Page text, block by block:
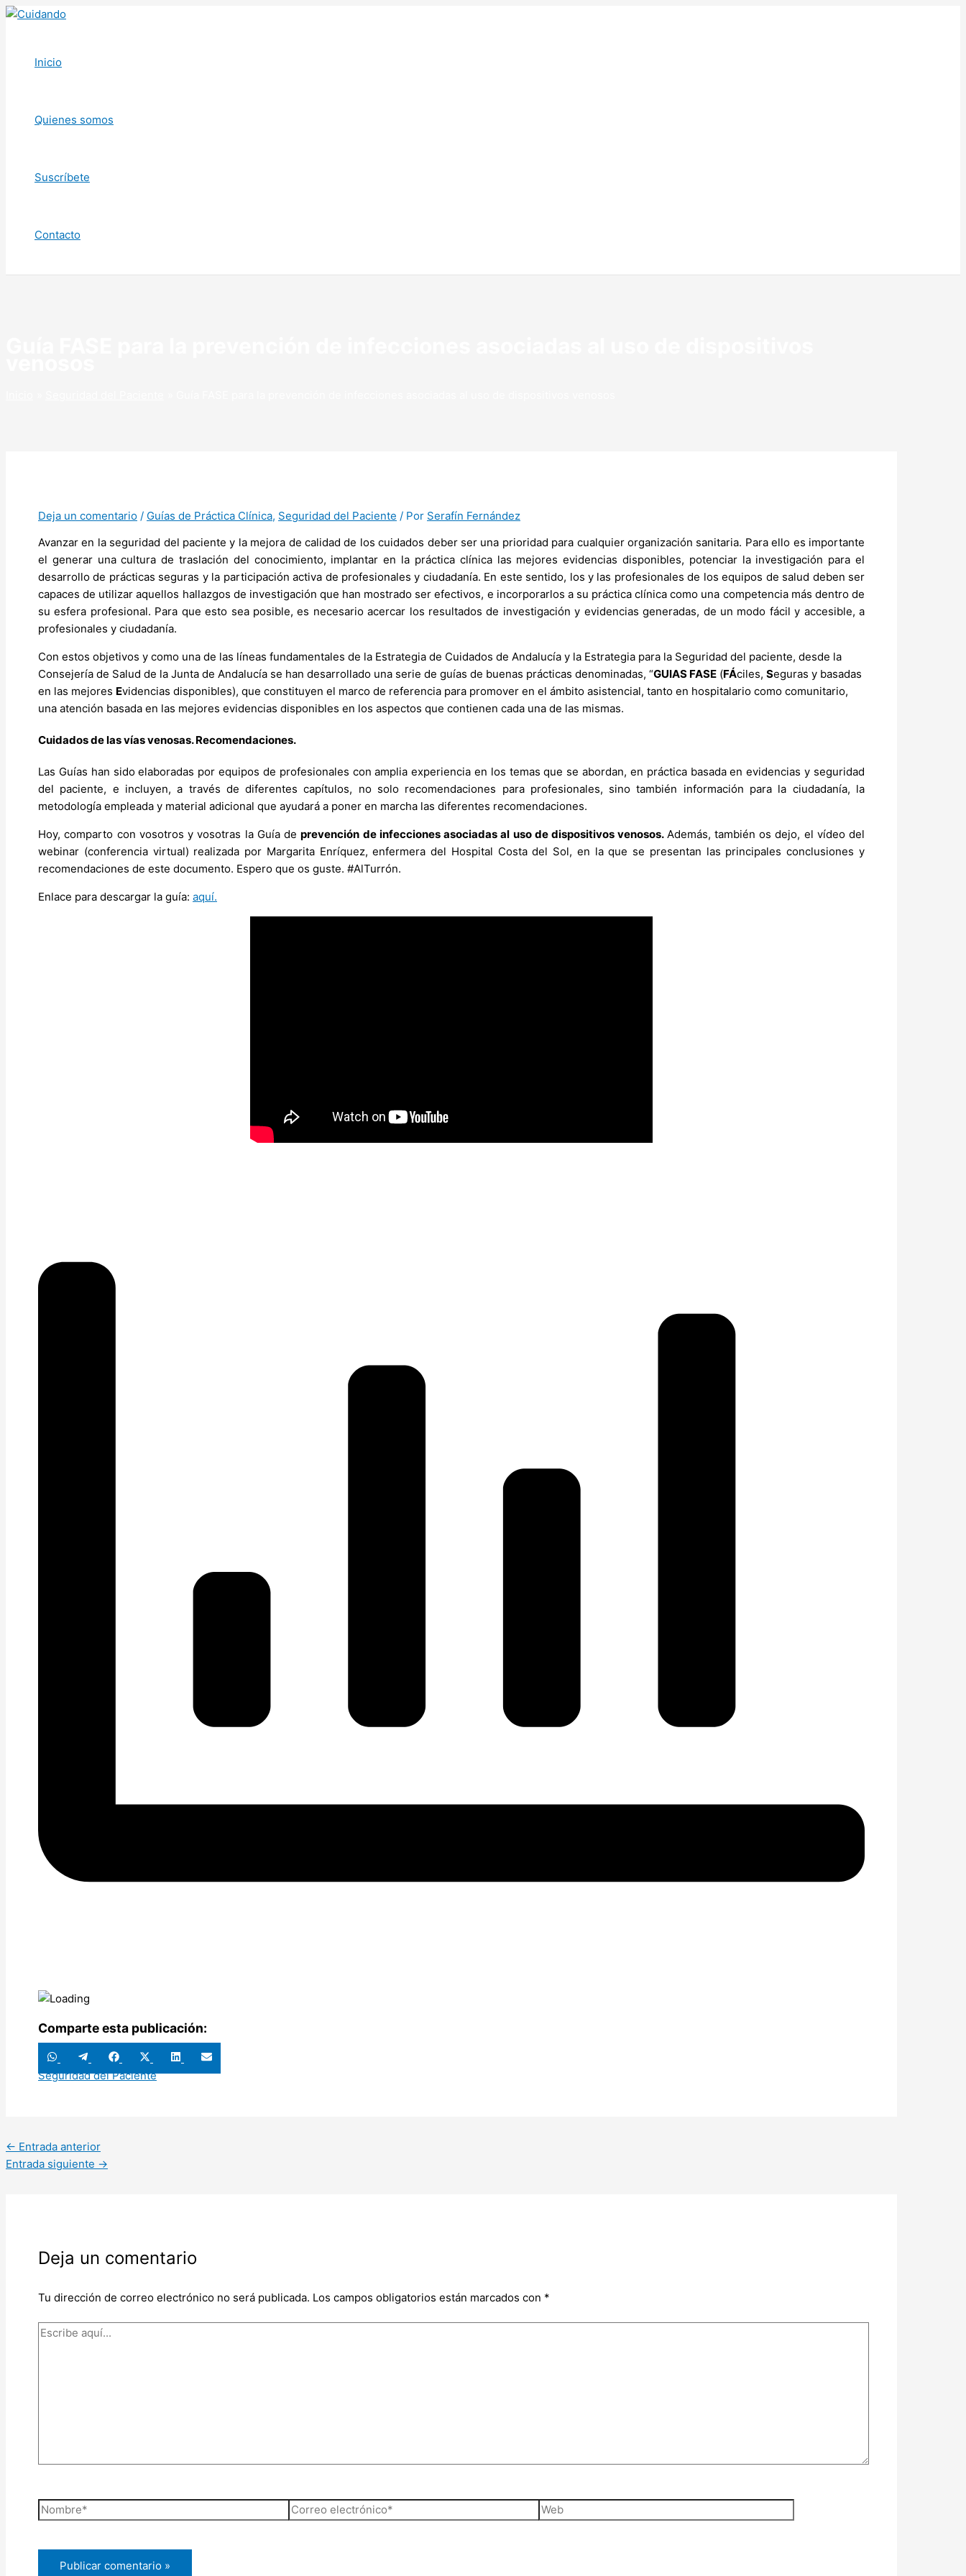
Ir
Inicio
Quienes somos
Suscríbete
Contacto
Deja un comentario / Guías de Práctica Clínica, Seguridad del Paciente / Por Serafín Fernández
Avanzar en la seguridad del paciente y la mejora de calidad de los cuidados deber ser una prioridad para cualquier organización sanitaria. Para ello es importante
el generar una cultura de traslación del conocimiento, implantar en la práctica clínica las mejores evidencias disponibles, potenciar la investigación para el
desarrollo de prácticas seguras y la participación activa de profesionales y ciudadanía. En este sentido, los y las profesionales de los equipos de salud deben ser
capaces de utilizar aquellos hallazgos de investigación que han mostrado ser efectivos, e incorporarlos a su práctica clínica como una competencia más dentro de
su esfera profesional. Para que esto sea posible, es necesario acercar los resultados de investigación y evidencias generadas, de un modo fácil y accesible, a
profesionales y ciudadanía.
Con estos objetivos y como una de las líneas fundamentales de la Estrategia de Cuidados de Andalucía y la Estrategia para la Seguridad del paciente, desde la
Consejería de Salud de la Junta de Andalucía se han desarrollado una serie de guías de buenas prácticas denominadas, “GUIAS FASE (FÁciles, Seguras y basadas
en las mejores Evidencias disponibles), que constituyen el marco de referencia para promover en el ámbito asistencial, tanto en hospitalario como comunitario,
una atención basada en las mejores evidencias disponibles en los aspectos que contienen cada una de las mismas.
Cuidados de las vías venosas. Recomendaciones.
Las Guías han sido elaboradas por equipos de profesionales con amplia experiencia en los temas que se abordan, en práctica basada en evidencias y seguridad
del paciente, e incluyen, a través de diferentes capítulos, no solo recomendaciones para profesionales, sino también información para la ciudadanía, la
metodología empleada y material adicional que ayudará a poner en marcha las diferentes recomendaciones.
Hoy, comparto con vosotros y vosotras la Guía deprevención de infecciones asociadas al uso de dispositivos venosos. Además, también os dejo, el vídeo del
webinar (conferencia virtual) realizada por Margarita Enríquez, enfermera del Hospital Costa del Sol, en la que se presentan las principales conclusiones y
recomendaciones de este documento. Espero que os guste. #AlTurrón.
Enlace para descargar la guía: aquí.
Comparte esta publicación:
Compartir
en
WhatsApp
Compartir
en
Telegram
Compartir
en
Facebook
Compartir
en
X
Compartir
en
LinkedIn
Compartir
en
Email
Seguridad del Paciente
← Entrada anterior
Entrada siguiente →
Deja un comentario
Tu dirección de correo electrónico no será publicada. Los campos obligatorios están marcados con *
Escribe
Nombre*
Correo
electrónico*
Web